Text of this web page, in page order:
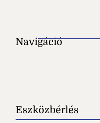
Navigáció
Eszközbérlés